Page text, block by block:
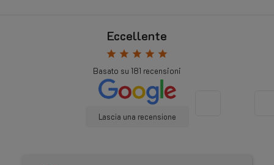
Eccellente
star star star star star
Basato su 181 recensioni
Lascia una recensione